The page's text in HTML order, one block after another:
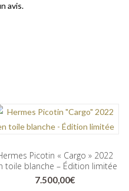
avis.
Picotin « Cargo » 2022
toile blanche – Édition limitée
7.500,00€